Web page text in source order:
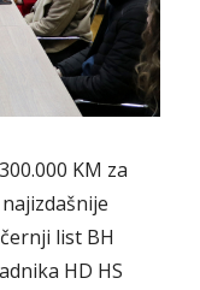
KM za
list BH
HD HS